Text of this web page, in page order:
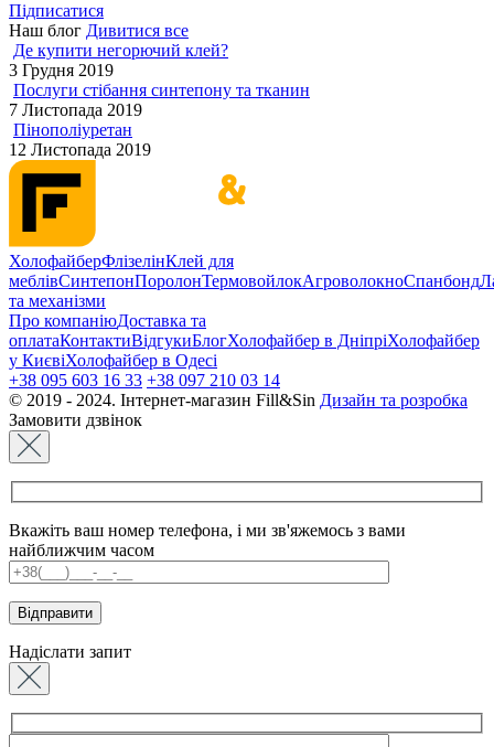
Підписатися
Наш блог Дивитися все
Де купити негорючий клей?
3 Грудня 2019
Послуги стібання синтепону та тканин
7 Листопада 2019
Пінополіуретан
12 Листопада 2019
ХолофайберФлізелінКлей для
меблівСинтепонПоролонТермовойлокАгроволокноСпанбонд
та механізми
Про компаніюДоставка та
оплатаКонтактиВідгукиБлогХолофайбер в ДніпріХолофайбер
у КиєвіХолофайбер в Одесі
+38 095 603 16 33 +38 097 210 03 14
© 2019 - 2024. Інтернет-магазин Fill&Sin Дизайн та розробка
Замовити дзвінок
Вкажіть ваш номер телефона, і ми зв'яжемось з вами
найближчим часом
Надіслати запит